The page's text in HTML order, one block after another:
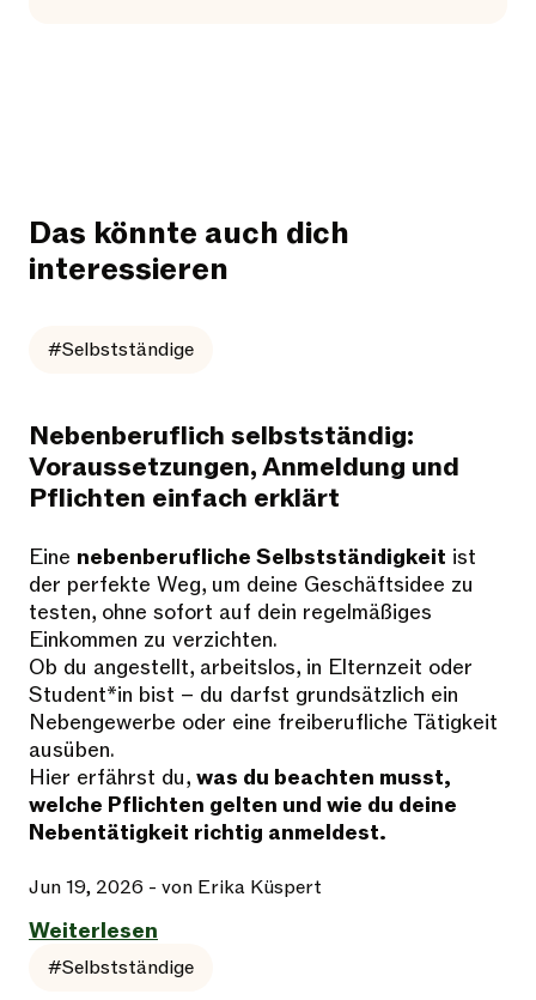
Das könnte auch dich
interessieren
#Selbstständige
Nebenberuflich selbstständig:
Voraussetzungen, Anmeldung und
Pflichten einfach erklärt
Eine nebenberufliche Selbstständigkeit ist
der perfekte Weg, um deine Geschäftsidee zu
testen, ohne sofort auf dein regelmäßiges
Einkommen zu verzichten.
Ob du angestellt, arbeitslos, in Elternzeit oder
Student*in bist – du darfst grundsätzlich ein
Nebengewerbe oder eine freiberufliche Tätigkeit
ausüben.
Hier erfährst du, was du beachten musst,
welche Pflichten gelten und wie du deine
Nebentätigkeit richtig anmeldest.
Jun 19, 2026 - von Erika Küspert
Weiterlesen
#Selbstständige